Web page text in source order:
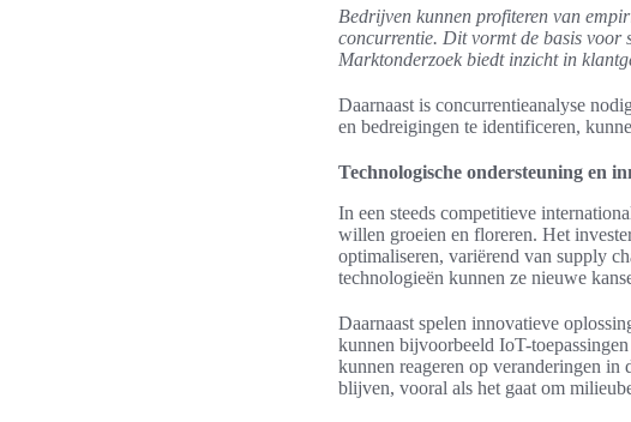
Bedrijven kunnen profiteren van
concurrentie. Dit vormt de basis voor
Marktonderzoek biedt inzicht in
Daarnaast is concurrentieanalyse
en bedreigingen te identificeren,
Technologische ondersteuning en
In een steeds competitieve
willen groeien en floreren. Het
optimaliseren, variërend van supply
technologieën kunnen ze nieuwe
Daarnaast spelen innovatieve
kunnen bijvoorbeeld IoT-
kunnen reageren op veranderingen
blijven, vooral als het gaat om